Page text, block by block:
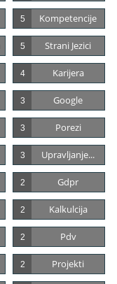
Kompetencije
5
Strani Jezici
5
Karijera
4
Google
3
Porezi
3
Upravljanje...
3
Gdpr
2
Kalkulcija
2
Pdv
2
Projekti
2